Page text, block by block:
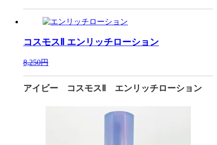
コスモスⅡ エンリッチローション
8,250円
アイビー コスモスⅡ エンリッチローション